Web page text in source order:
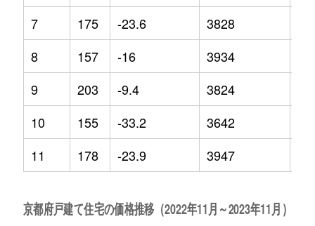
7
175 -23.6 3828
8
157 -16 3934
9
203 -9.4 3824
10
155 -33.2 3642
11
178 -23.9 3947